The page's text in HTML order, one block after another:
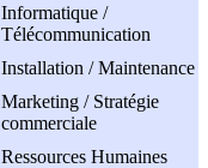
Informatique /
Télécommunication
Installation / Maintenance
Marketing / Stratégie
commerciale
Ressources Humaines